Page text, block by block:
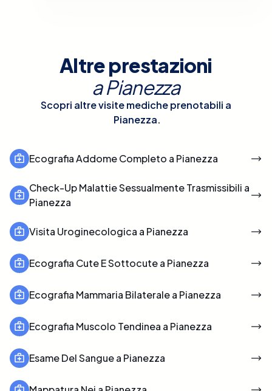
Altre prestazioni
aPianezza
Scopri altre visite mediche prenotabili a
Pianezza.
Ecografia Addome Completo a Pianezza
Check-Up Malattie Sessualmente Trasmissibili a
Pianezza
Visita Uroginecologica a Pianezza
Ecografia Cute E Sottocute a Pianezza
Ecografia Mammaria Bilaterale a Pianezza
Ecografia Muscolo Tendinea a Pianezza
Esame Del Sangue a Pianezza